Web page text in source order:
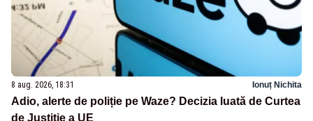
8 aug. 2026, 18:31 Ionuț Nichita
Adio, alerte de poliție pe Waze? Decizia luată de Curtea
de Justiție a UE